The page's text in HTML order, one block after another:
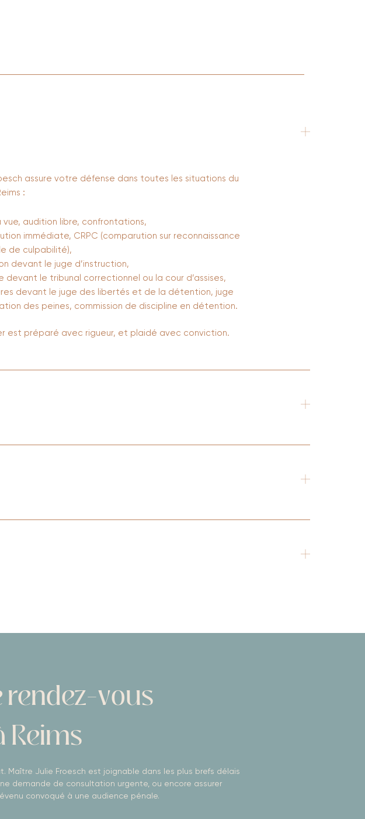
assure votre défense dans toutes les situations du
:
vue, audition libre, confrontations,
immédiate, CRPC (comparution sur reconnaissance
de culpabilité),
devant le juge d’instruction,
devant le tribunal correctionnel ou la cour d’assises,
devant le juge des libertés et de la détention, juge
des peines, commission de discipline en détention.
est préparé avec rigueur, et plaidé avec conviction.
rendez-vous
Reims
Maître Julie Froesch est joignable dans les plus brefs délais
demande de consultation urgente, ou encore assurer
convoqué à une audience pénale.